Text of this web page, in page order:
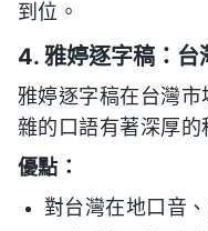
到位。
4. 雅婷逐字稿：台
雅婷逐字稿在台灣
雜的口語有著深厚的
優點：
對台灣在地口音